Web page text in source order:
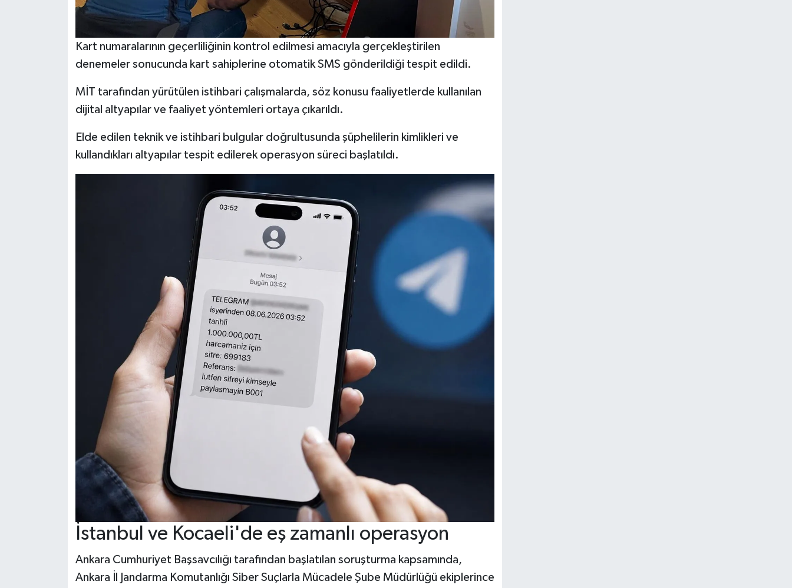
Kart numaralarının geçerliliğinin kontrol edilmesi amacıyla gerçekleştirilen
denemeler sonucunda kart sahiplerine otomatik SMS gönderildiği tespit edildi.
MİT tarafından yürütülen istihbari çalışmalarda, söz konusu faaliyetlerde kullanılan
dijital altyapılar ve faaliyet yöntemleri ortaya çıkarıldı.
Elde edilen teknik ve istihbari bulgular doğrultusunda şüphelilerin kimlikleri ve
kullandıkları altyapılar tespit edilerek operasyon süreci başlatıldı.
İstanbul ve Kocaeli'de eş zamanlı operasyon
Ankara Cumhuriyet Başsavcılığı tarafından başlatılan soruşturma kapsamında,
Ankara İl Jandarma Komutanlığı Siber Suçlarla Mücadele Şube Müdürlüğü ekiplerince